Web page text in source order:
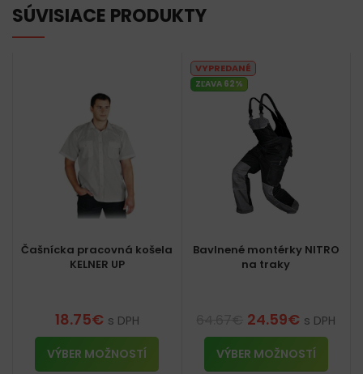
SÚVISIACE PRODUKTY
Čašnícka pracovná košela
KELNER UP
18.75€ s DPH
VÝBER MOŽNOSTÍ
VYPREDANÉ
ZĽAVA 62%
Bavlnené montérky NITRO
na traky
24.59€ s DPH
VÝBER MOŽNOSTÍ